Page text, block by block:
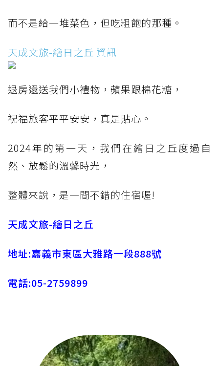
而不是給一堆菜色，但吃粗飽的那種。
天成文旅-繪日之丘 資訊
退房還送我們小禮物，蘋果跟棉花糖，
祝福旅客平平安安，真是貼心。
2024年的第一天，我們在繪日之丘度過自
然、放鬆的溫馨時光，
整體來說，是一間不錯的住宿喔!
天成文旅-繪日之丘
地址:嘉義市東區大雅路一段888號
電話:05-2759899